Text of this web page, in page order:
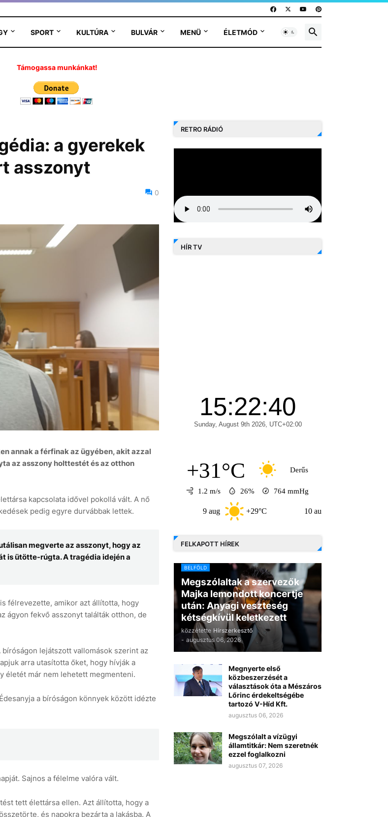
SPORT KULTÚRA BULVÁR MENÜ ÉLETMÓD
Támogassa munkánkat!
a gyerekek
asszonyt
0
annak a férfinak az ügyében, akit azzal
az asszony holttestét és az otthon
kapcsolata idővel pokollá vált. A nő
pedig egyre durvábbak lettek.
megverte az asszonyt, hogy az
is ütötte-rúgta. A tragédia idején a
félrevezette, amikor azt állította, hogy
ágyon fekvő asszonyt találták otthon, de
lejátszott vallomások szerint az
arra utasította őket, hogy hívják a
életét már nem lehetett megmenteni.
a bíróságon könnyek között idézte
Sajnos a félelme valóra vált.
tett élettársa ellen. Azt állította, hogy a
és napokra bezárta a lakásba. A
RETRO RÁDIÓ
HÍR TV
+31°C Derűs
1.2 m/s 26% 764 mmHg
+29°C +33°C
FELKAPOTT HÍREK
BELFÖLD
Megszólaltak a szervezők
Majka lemondott koncertje
után: Anyagi veszteség
kétségkívül keletkezett
közzétette Hírszerkesztő
- augusztus 06, 2026
Megnyerte első
közbeszerzését a
választások óta a Mészáros
Lőrinc érdekeltségébe
tartozó V-Híd Kft.
augusztus 06, 2026
Megszólalt a vízügyi
államtitkár: Nem szeretnék
ezzel foglalkozni
augusztus 07, 2026